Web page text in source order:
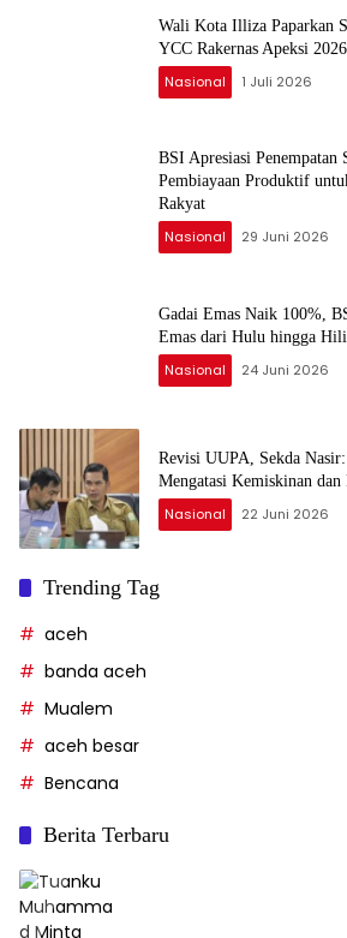
Wali Kota Illiza Paparkan
YCC Rakernas Apeksi 2026
Nasional 1 Juli 2026
BSI Apresiasi Penempatan
Pembiayaan Produktif
Rakyat
Nasional 29 Juni 2026
Gadai Emas Naik 100%,
Emas dari Hulu hingga
Nasional 24 Juni 2026
Revisi UUPA, Sekda
Mengatasi Kemiskinan dan
Nasional 22 Juni 2026
Trending Tag
aceh
banda aceh
Mualem
aceh besar
Bencana
Berita Terbaru